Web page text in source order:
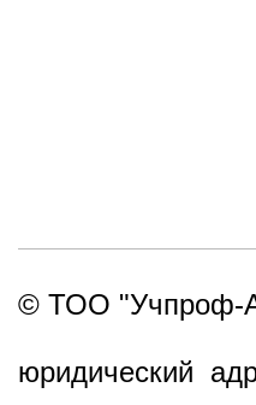
© ТОО "Учпроф-
юридический